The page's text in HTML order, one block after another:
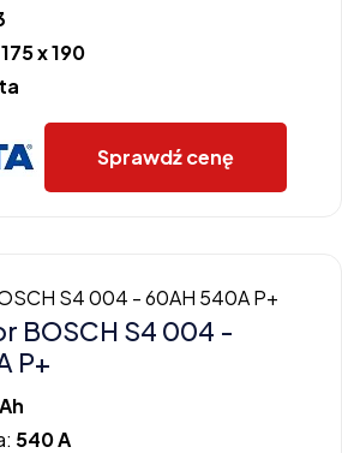
x 190
Sprawdź cenę
BOSCH S4 004 -
P+
540 A